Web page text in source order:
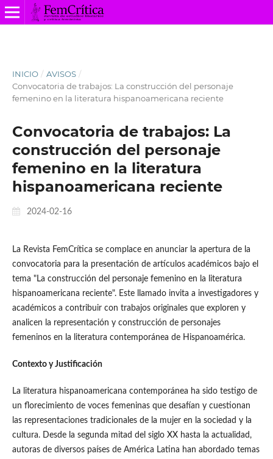
INICIO / AVISOS /
Convocatoria de trabajos: La construcción del personaje
femenino en la literatura hispanoamericana reciente
Convocatoria de trabajos: La
construcción del personaje
femenino en la literatura
hispanoamericana reciente
2024-02-16
La Revista FemCrítica se complace en anunciar la apertura de la
convocatoria para la presentación de artículos académicos bajo el
tema "La construcción del personaje femenino en la literatura
hispanoamericana reciente". Este llamado invita a investigadores y
académicos a contribuir con trabajos originales que exploren y
analicen la representación y construcción de personajes
femeninos en la literatura contemporánea de Hispanoamérica.
Contexto y Justificación
La literatura hispanoamericana contemporánea ha sido testigo de
un florecimiento de voces femeninas que desafían y cuestionan
las representaciones tradicionales de la mujer en la sociedad y la
cultura. Desde la segunda mitad del siglo XX hasta la actualidad,
autoras de diversos países de América Latina han abordado temas